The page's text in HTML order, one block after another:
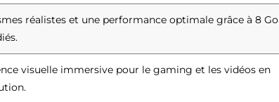
réalistes et une performance optimale grâce à 8 Go
visuelle immersive pour le gaming et les vidéos en